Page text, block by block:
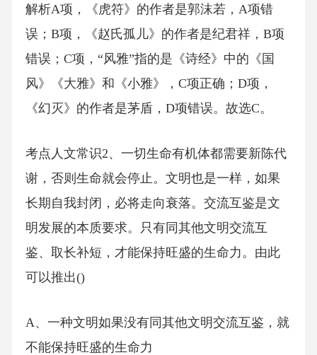
解析A项，《虎符》的作者是郭沫若，A项错
误；B项，《赵氏孤儿》的作者是纪君祥，B项
错误；C项，“风雅”指的是《诗经》中的《国
风》《大雅》和《小雅》，C项正确；D项，
《幻灭》的作者是茅盾，D项错误。故选C。
考点人文常识2、一切生命有机体都需要新陈代
谢，否则生命就会停止。文明也是一样，如果
长期自我封闭，必将走向衰落。交流互鉴是文
明发展的本质要求。只有同其他文明交流互
鉴、取长补短，才能保持旺盛的生命力。由此
可以推出()
A、一种文明如果没有同其他文明交流互鉴，就
不能保持旺盛的生命力